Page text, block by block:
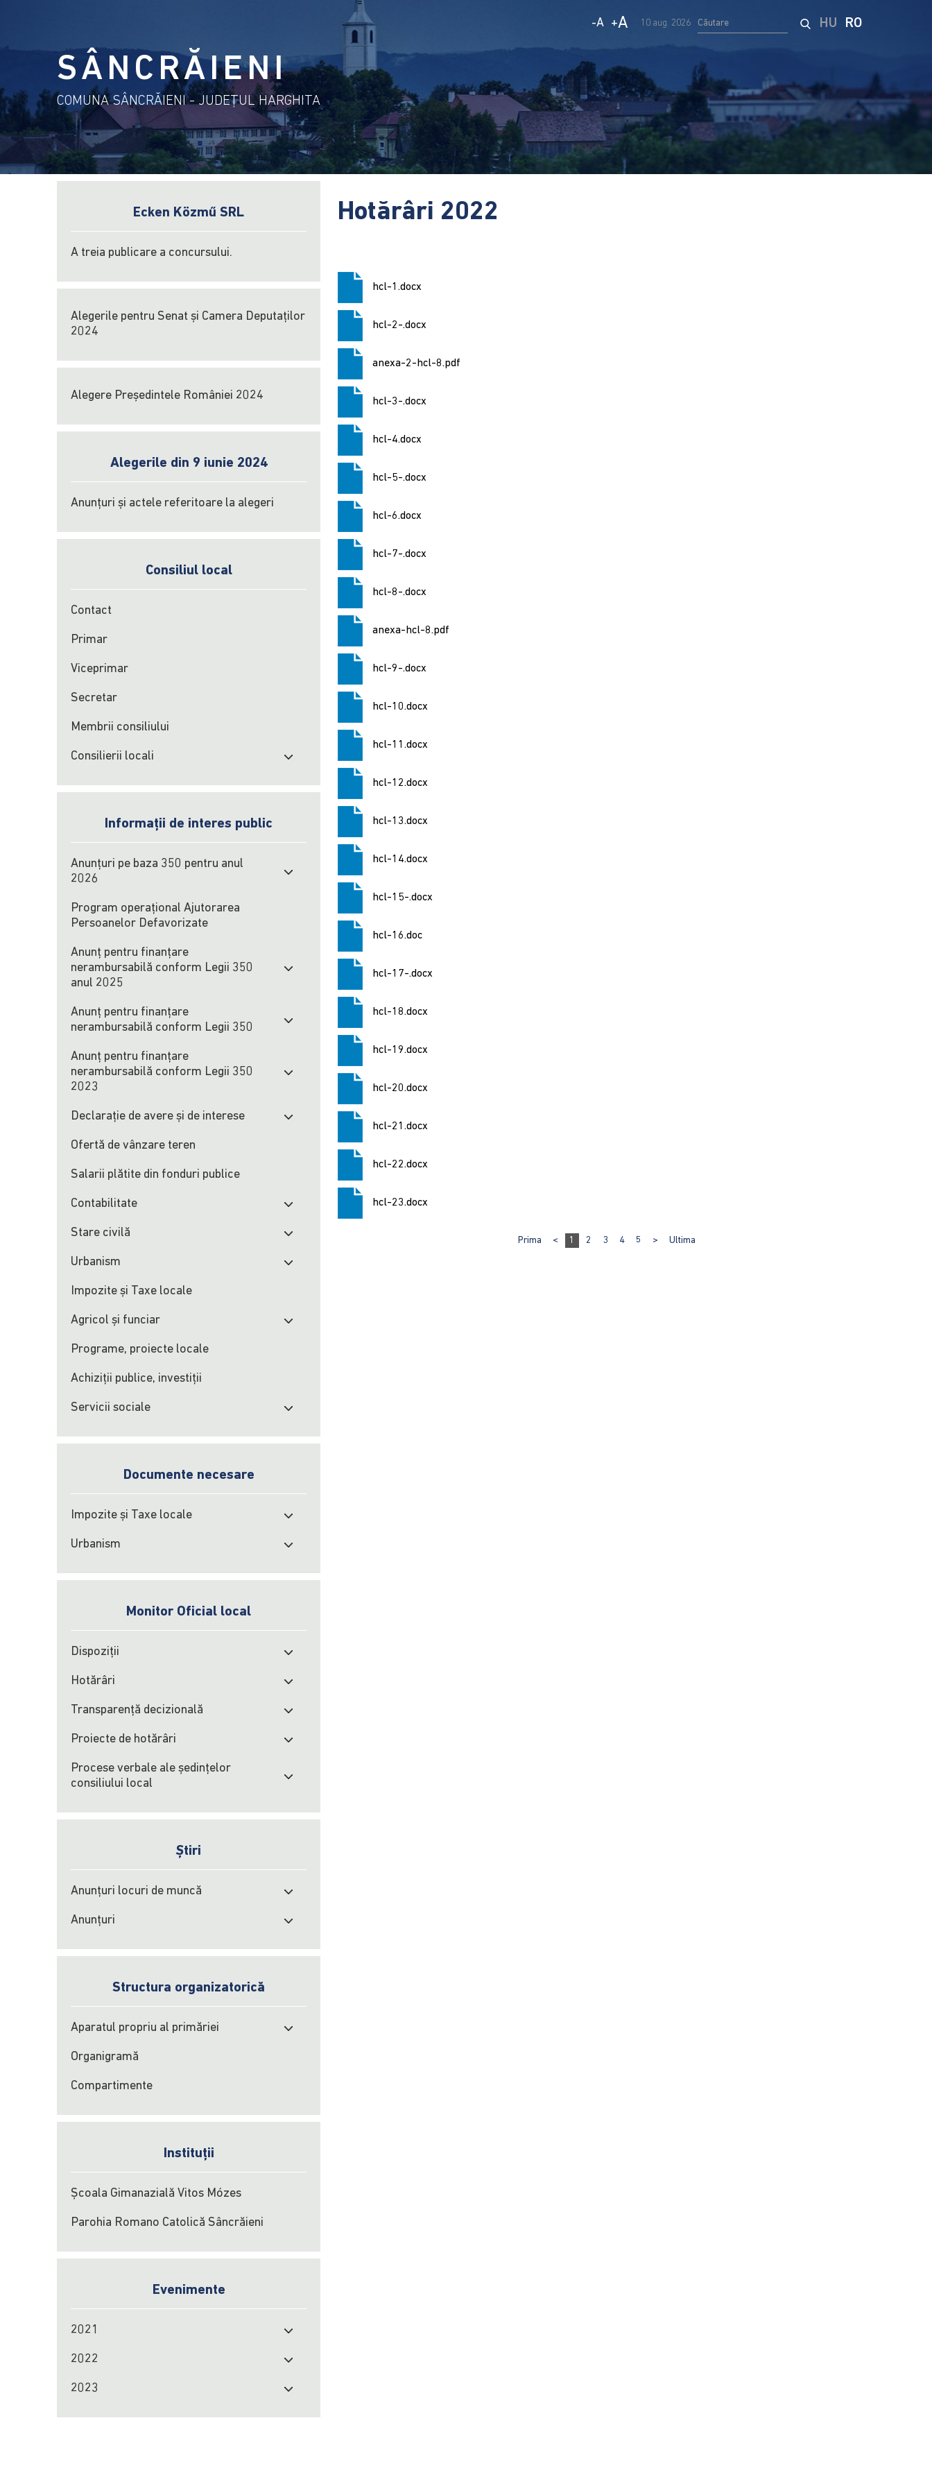
-A +A 10 aug. 2026 HU RO
SÂNCRĂIENI
COMUNA SÂNCRĂIENI - JUDEŢUL HARGHITA
Ecken Közmű SRL
A treia publicare a concursului.
Alegerile pentru Senat și Camera Deputaților
2024
Alegere Președintele României 2024
Alegerile din 9 iunie 2024
Anunțuri și actele referitoare la alegeri
Consiliul local
Contact
Primar
Viceprimar
Secretar
Membrii consiliului
Consilierii locali
Informații de interes public
Anunțuri pe baza 350 pentru anul
2026
Program operațional Ajutorarea
Persoanelor Defavorizate
Anunț pentru finanțare
nerambursabilă conform Legii 350
anul 2025
Anunț pentru finanțare
nerambursabilă conform Legii 350
Anunț pentru finanțare
nerambursabilă conform Legii 350
2023
Declarație de avere și de interese
Ofertă de vânzare teren
Salarii plătite din fonduri publice
Contabilitate
Stare civilă
Urbanism
Impozite şi Taxe locale
Agricol şi funciar
Programe, proiecte locale
Achiziţii publice, investiţii
Servicii sociale
Documente necesare
Impozite şi Taxe locale
Urbanism
Monitor Oficial local
Dispoziții
Hotărâri
Transparență decizională
Proiecte de hotărâri
Procese verbale ale şedinţelor
consiliului local
Știri
Anunțuri locuri de muncă
Anunțuri
Structura organizatorică
Aparatul propriu al primăriei
Organigramă
Compartimente
Instituții
Școala Gimanazială Vitos Mózes
Parohia Romano Catolică Sâncrăieni
Evenimente
2021
2022
2023
Hotărâri 2022
hcl-1.docx
hcl-2-.docx
anexa-2-hcl-8.pdf
hcl-3-.docx
hcl-4.docx
hcl-5-.docx
hcl-6.docx
hcl-7-.docx
hcl-8-.docx
anexa-hcl-8.pdf
hcl-9-.docx
hcl-10.docx
hcl-11.docx
hcl-12.docx
hcl-13.docx
hcl-14.docx
hcl-15-.docx
hcl-16.doc
hcl-17-.docx
hcl-18.docx
hcl-19.docx
hcl-20.docx
hcl-21.docx
hcl-22.docx
hcl-23.docx
Prima < 1 2 3 4 5 > Ultima